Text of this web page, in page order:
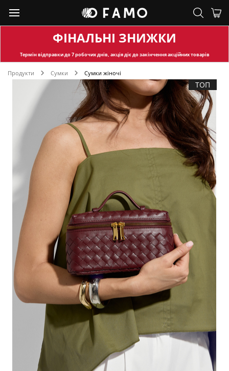
ФІНАЛЬНІ ЗНИЖКИ
Термін відправкидо 7 робочих днів, акція діє до закінчення акційних товарів
Продукти Сумки Сумки жіночі
ТОП